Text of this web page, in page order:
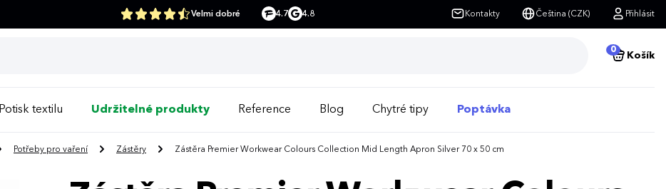
Velmi dobré 4.7 4.8 Kontakty Čeština (CZK) Přihlásit
0
Košík
Potisk textilu Udržitelné produkty Reference Blog Chytré tipy Poptávka
Potřeby pro vaření Zástěry Zástěra Premier Workwear Colours Collection Mid Length Apron Silver 70 x 50 cm